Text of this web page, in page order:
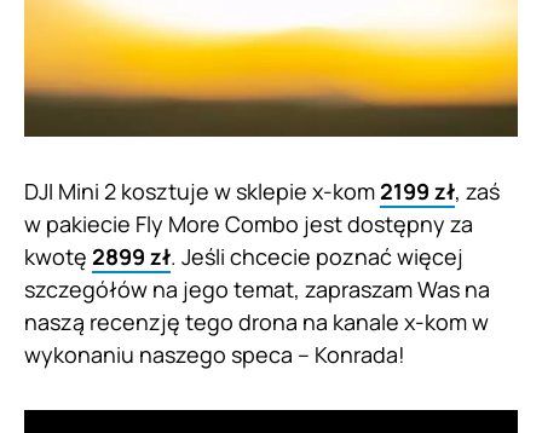
DJI Mini 2 kosztuje w sklepie x-kom 2199 zł, zaś
w pakiecie Fly More Combo jest dostępny za
kwotę 2899 zł. Jeśli chcecie poznać więcej
szczegółów na jego temat, zapraszam Was na
naszą recenzję tego drona na kanale x-kom w
wykonaniu naszego speca – Konrada!